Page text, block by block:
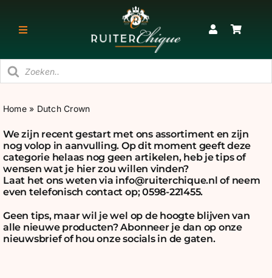
naar
Toggle
RUITER
PAARD
STAL
SNEAKERS & KORTE LAARZEN
CADEAU
Home» Dutch Crown
We zijn recent gestart met ons assortiment en zijn
nog volop in aanvulling. Op dit moment geeft deze
categorie helaas nog geen artikelen, heb je tips of
wensen wat je hier zou willen vinden?
Laat het ons weten via info@ruiterchique.nl of neem
even telefonisch contact op; 0598-221455.
Geen tips, maar wil je wel op de hoogte blijven van
alle nieuwe producten? Abonneer je dan op onze
nieuwsbrief of hou onze socials in de gaten.